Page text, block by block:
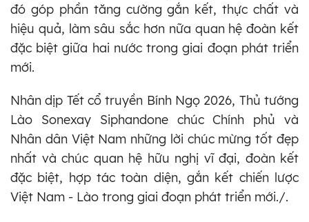
đó góp phần tăng cường gắn kết, thực chất và
hiệu quả, làm sâu sắc hơn nữa quan hệ đoàn kết
đặc biệt giữa hai nước trong giai đoạn phát triển
mới.
Nhân dịp Tết cổ truyền Bính Ngọ 2026, Thủ tướng
Lào Sonexay Siphandone chúc Chính phủ và
Nhân dân Việt Nam những lời chúc mừng tốt đẹp
nhất và chúc quan hệ hữu nghị vĩ đại, đoàn kết
đặc biệt, hợp tác toàn diện, gắn kết chiến lược
Việt Nam - Lào trong giai đoạn phát triển mới./.